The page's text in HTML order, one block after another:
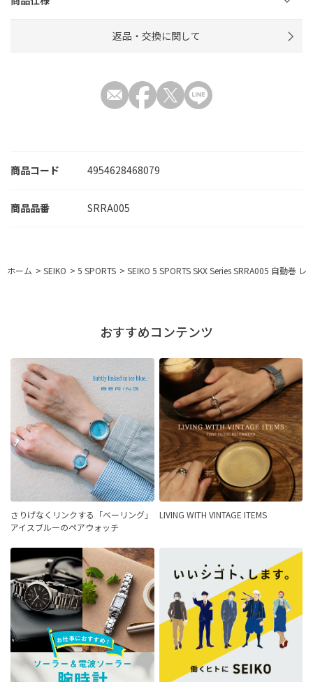
商品コード 4954628468079
SRRA005
返品・交換に関して
ホーム > SEIKO > 5 SPORTS > SEIKO 5 SPORTS SKX Series SRRA005 自動巻 レ
おすすめコンテンツ
さりげなくリンクする「ベーリング」
アイスブルーのペアウォッチ
LIVING WITH VINTAGE ITEMS